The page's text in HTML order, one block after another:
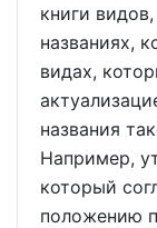
книги
названиях,
видах,
названия
Например,
который
положению